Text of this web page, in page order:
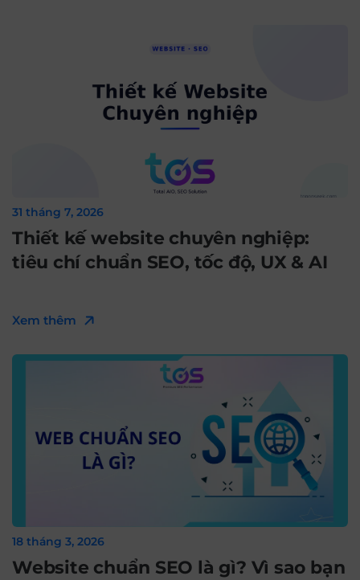
31 tháng 7, 2026
Thiết kế website chuyên nghiệp:
tiêu chí chuẩn SEO, tốc độ, UX & AI
Xem thêm
18 tháng 3, 2026
Website chuẩn SEO là gì? Vì sao bạn